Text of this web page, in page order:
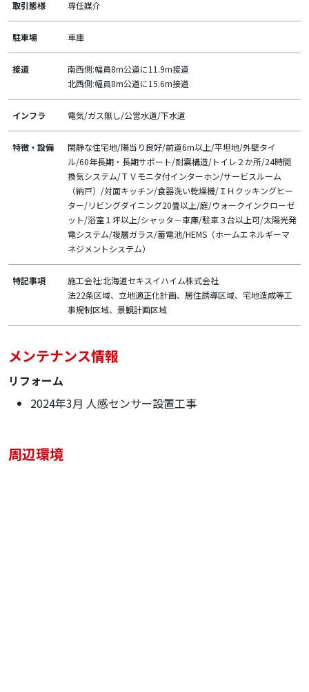
取引態様 専任媒介
駐車場 車庫
接道
南西側:幅員8m公道に11.9m接道
北西側:幅員8m公道に15.6m接道
インフラ 電気/ガス無し/公営水道/下水道
特徴・設備
閑静な住宅地/陽当り良好/前道6m以上/平坦地/外壁タイ
ル/60年長期・長期サポート/耐震構造/トイレ２か所/24時間
換気システム/ＴＶモニタ付インターホン/サービスルーム
（納戸）/対面キッチン/食器洗い乾燥機/ＩＨクッキングヒー
ター/リビングダイニング20畳以上/庭/ウォークインクローゼ
ット/浴室１坪以上/シャッタ－車庫/駐車３台以上可/太陽光発
電システム/複層ガラス/蓄電池/HEMS（ホームエネルギーマ
ネジメントシステム）
特記事項
施工会社:北海道セキスイハイム株式会社
法22条区域、立地適正化計画、居住誘導区域、宅地造成等工
事規制区域、景観計画区域
メンテナンス情報
リフォーム
2024年3月 人感センサー設置工事
周辺環境